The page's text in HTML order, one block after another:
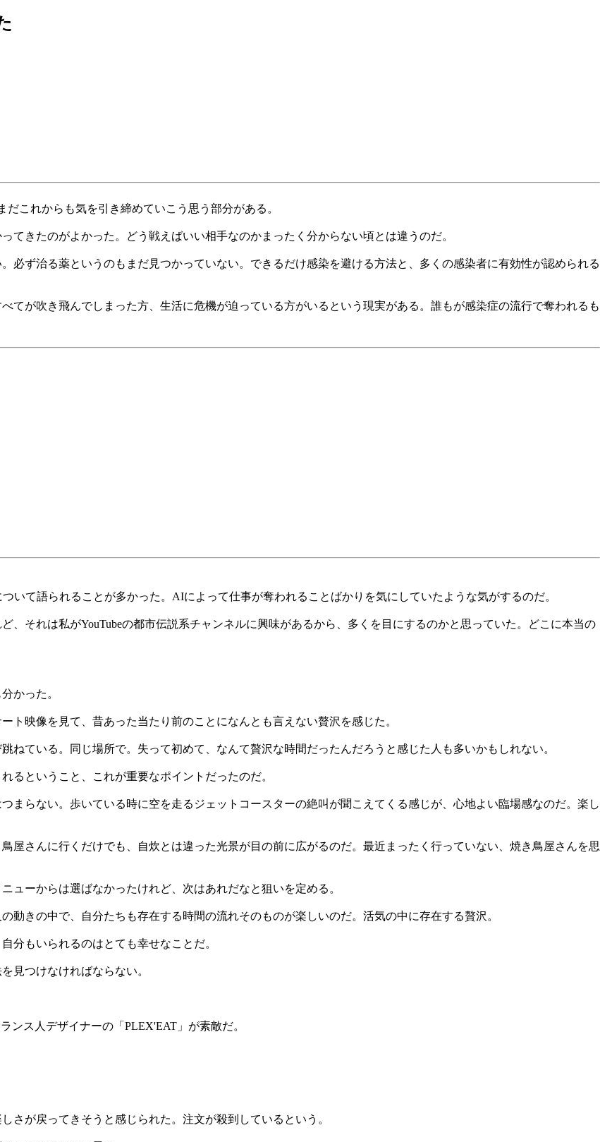
これからも気を引き締めていこう思う部分がある。
てきたのがよかった。どう戦えばいい相手なのかまったく分からない頃とは違うのだ。
必ず治る薬というのもまだ見つかっていない。できるだけ感染を避ける方法と、多くの感染者に有効性が認められる
てが吹き飛んでしまった方、生活に危機が迫っている方がいるという現実がある。誰もが感染症の流行で奪われるも
いて語られることが多かった。AIによって仕事が奪われることばかりを気にしていたような気がするのだ。
、それは私がYouTubeの都市伝説系チャンネルに興味があるから、多くを目にするのかと思っていた。どこに本当の
かった。
ト映像を見て、昔あった当たり前のことになんとも言えない贅沢を感じた。
ねている。同じ場所で。失って初めて、なんて贅沢な時間だったんだろうと感じた人も多いかもしれない。
るということ、これが重要なポイントだったのだ。
まらない。歩いている時に空を走るジェットコースターの絶叫が聞こえてくる感じが、心地よい臨場感なのだ。楽し
屋さんに行くだけでも、自炊とは違った光景が目の前に広がるのだ。最近まったく行っていない、焼き鳥屋さんを思
ューからは選ばなかったけれど、次はあれだなと狙いを定める。
動きの中で、自分たちも存在する時間の流れそのものが楽しいのだ。活気の中に存在する贅沢。
分もいられるのはとても幸せなことだ。
見つけなければならない。
ンス人デザイナーの「PLEX'EAT」が素敵だ。
さが戻ってきそうと感じられた。注文が殺到しているという。